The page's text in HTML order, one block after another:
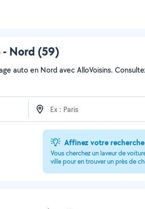
- Nord (59)
auto en Nord avec AlloVoisins.
Affinez votre recherche
Vous cherchez un laveur de
ville pour en trouver un près de